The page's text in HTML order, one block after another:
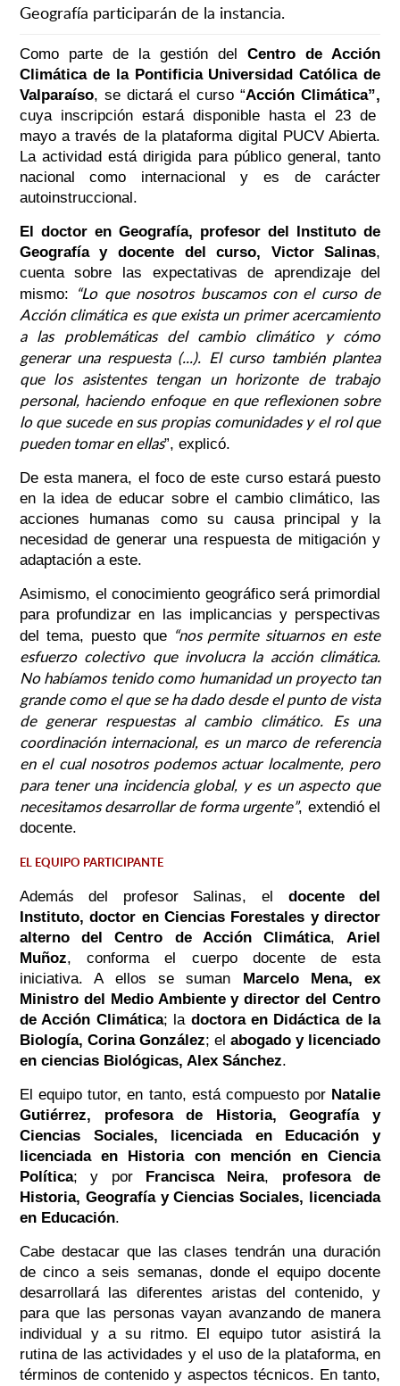
Geografía participarán de la instancia.
Como parte de la gestión delCentro de Acción
Climática de la Pontificia Universidad Católica de
Valparaíso, se dictará el curso “Acción Climática”,
cuya inscripción estará disponible hasta el 23 de
mayo a través de la plataforma digital
PUCV Abierta.
La actividad está dirigida para público general, tanto
nacional como internacional y es de carácter
autoinstruccional.
El doctor en Geografía, profesor del Instituto de
Geografía y docente del curso, Victor Salinas,
cuenta sobre las expectativas de aprendizaje del
mismo:
“Lo que nosotros buscamos con el curso de
Acción climática es que exista un primer acercamiento
a las problemáticas del cambio climático y cómo
generar una respuesta (...). El curso también plantea
que los asistentes tengan un horizonte de trabajo
personal, haciendo enfoque en que reflexionen sobre
lo que sucede en sus propias comunidades y el rol que
pueden tomar en ellas”, explicó.
De esta manera, el foco de este curso estará puesto
en la idea de educar sobre el cambio climático, las
acciones humanas como su causa principal y la
necesidad de generar una respuesta de mitigación y
adaptación a este.
Asimismo, el conocimiento geográfico será primordial
para profundizar en las implicancias y perspectivas
del tema, puesto que“nos permite situarnos en este
esfuerzo colectivo que involucra la acción climática.
No habíamos tenido como humanidad un proyecto tan
grande como el que se ha dado desde el punto de vista
de generar respuestas al cambio climático. Es una
coordinación internacional, es un marco de referencia
en el cual nosotros podemos actuar localmente, pero
para tener una incidencia global, y es un aspecto que
necesitamos desarrollar de forma urgente”, extendió el
docente.
EL EQUIPO PARTICIPANTE
Además del profesor Salinas, el docente del
Instituto, doctor en Ciencias Forestales y director
alterno del Centro de Acción Climática,Ariel
Muñoz, conforma el cuerpo docente de esta
iniciativa. A ellos se suman
Marcelo Mena, ex
Ministro del Medio Ambiente y director del Centro
de Acción Climática; la doctora en Didáctica de la
Biología, Corina González; elabogado y licenciado
en ciencias Biológicas, Alex Sánchez.
El equipo tutor, en tanto, está compuesto por Natalie
Gutiérrez, profesora de Historia, Geografía y
Ciencias Sociales, licenciada en Educación y
licenciada en Historia con mención en Ciencia
Política; y por Francisca Neira, profesora de
Historia, Geografía y Ciencias Sociales, licenciada
en Educación.
Cabe destacar que las clases tendrán una duración
de cinco a seis semanas, donde el equipo docente
desarrollará las diferentes aristas del contenido, y
para que las personas vayan avanzando de manera
individual y a su ritmo. El equipo tutor asistirá la
rutina de las actividades y el uso de la plataforma, en
términos de contenido y aspectos técnicos. En tanto,